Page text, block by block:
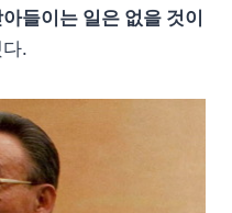
들이는 일은 없을 것이
.